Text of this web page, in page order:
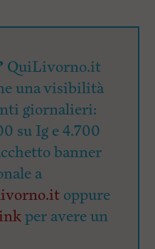
QuiLivorno.it
una visibilità
giornalieri:
su Ig e 4.700
banner
a
oppure
per avere un